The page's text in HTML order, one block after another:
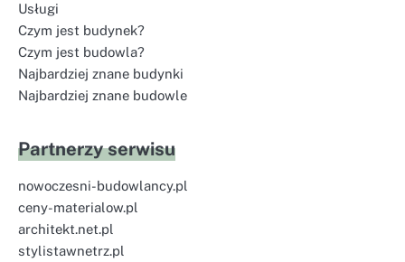
Usługi
Czym jest budynek?
Czym jest budowla?
Najbardziej znane budynki
Najbardziej znane budowle
Partnerzy serwisu
nowoczesni-budowlancy.pl
ceny-materialow.pl
architekt.net.pl
stylistawnetrz.pl